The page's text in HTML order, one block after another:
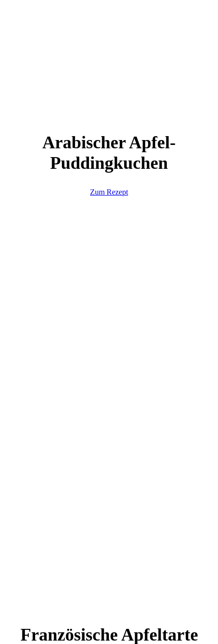
Arabischer Apfel-
Puddingkuchen
Zum Rezept
Französische Apfeltarte